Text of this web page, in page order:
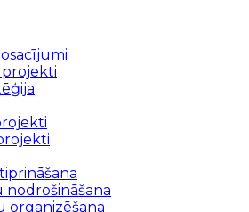
projekti
nodrošināšana
organizēšana